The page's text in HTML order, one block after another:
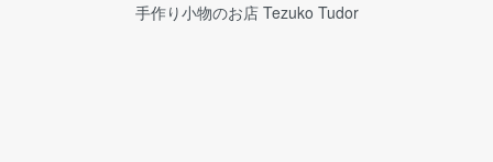
手作り小物のお店 Tezuko Tudor